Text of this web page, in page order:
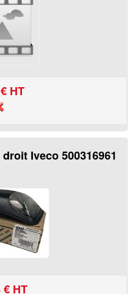
HT
Iveco 500316961
€ HT